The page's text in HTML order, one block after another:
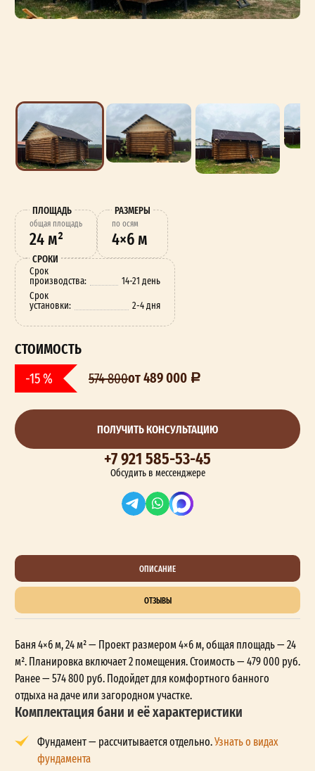
ПЛОЩАДЬ
oбщая площадь
24 м²
РАЗМЕРЫ
по осям
4×6 м
СРОКИ
Срок
производства:
14-21 день
Срок
установки: 2-4 дня
СТОИМОСТЬ
-15 % 574 800от 489 000
ПОЛУЧИТЬ КОНСУЛЬТАЦИЮ
+7 921 585-53-45
Обсудить в мессенджере
ОПИСАНИЕ
ОТЗЫВЫ
Баня 4×6 м, 24 м² — Проект размером 4×6 м, общая площадь — 24
м². Планировка включает 2 помещения. Стоимость — 479 000 руб.
Ранее — 574 800 руб. Подойдет для комфортного банного
отдыха на даче или загородном участке.
Комплектация бани и её характеристики
Фундамент — рассчитывается отдельно.Узнать о видах
фундамента